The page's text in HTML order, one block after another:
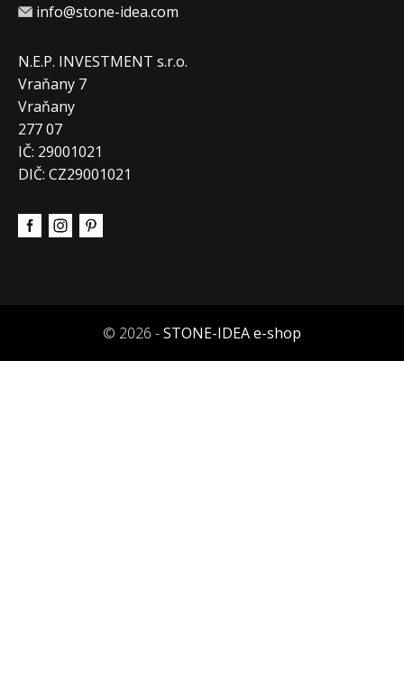
info@stone-idea.com
N.E.P. INVESTMENT s.r.o.
Vraňany 7
Vraňany
277 07
IČ: 29001021
DIČ: CZ29001021
© 2026 -STONE-IDEA e-shop